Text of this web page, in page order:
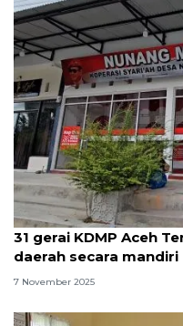
31 gerai KDMP Aceh
daerah secara mandiri
7 November 2025